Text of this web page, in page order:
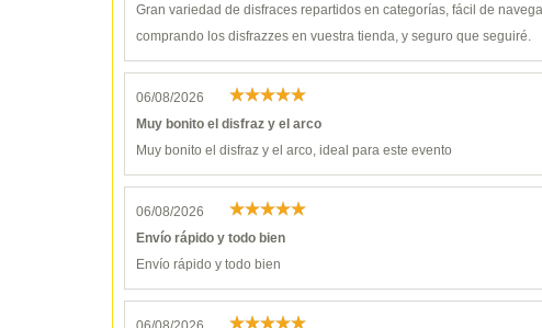
Gran variedad de disfraces repartidos en categorías, fácil de
comprando los disfrazzes en vuestra tienda, y seguro que seguiré.
06/08/2026
Muy bonito el disfraz y el arco
Muy bonito el disfraz y el arco, ideal para este evento
06/08/2026
Envío rápido y todo bien
Envío rápido y todo bien